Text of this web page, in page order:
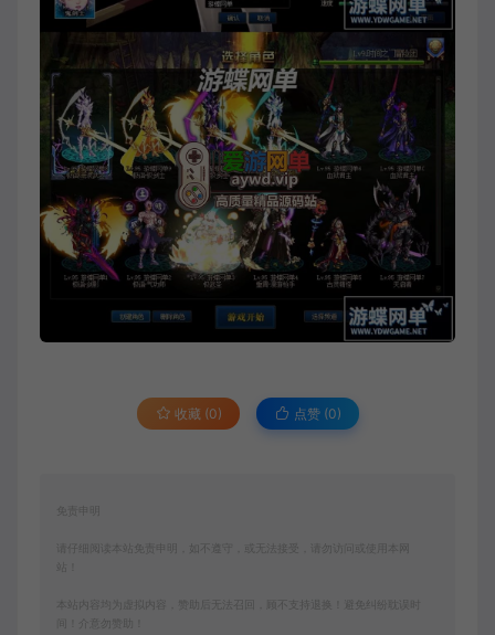
收藏 (0) 点赞 (0)
免责申明
请仔细阅读本站免责申明，如不遵守，或无法接受，请勿访问或使用本网
本站内容均为虚拟内容，赞助后无法召回，顾不支持退换！避免纠纷耽误时
间！介意勿赞助！